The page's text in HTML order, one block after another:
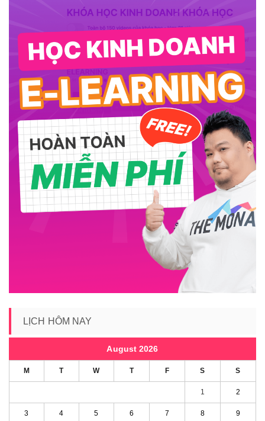
LỊCH HÔM NAY
August 2026
M T W T F S S
1 2
3 4 5 6 7 8 9